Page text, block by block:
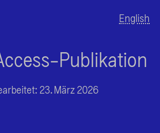
English
Publikation
23. März 2026